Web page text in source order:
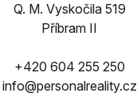
Q. M. Vyskočila 519
Příbram II
+420 604 255 250
info@personalreality.cz